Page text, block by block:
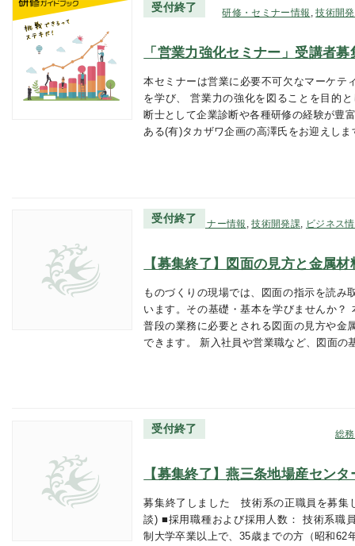
研修・セミナー情報 ,技術開
受付終了
「営業力強化セミナー」受講者
本セミナーは営業に必要不可欠なマーケテ
を学び、 営業力の強化を図ることを目的
断士として企業診断や各種研修の経験が豊
ある(有)タカザワ企画の高澤氏をお迎えし
研修・セミナー情報 ,技術開発課 ビジネス
受付終了
【募集終了】図面の見方と金属
ものづくりの現場では、図面の指示を読み
います。その基礎・基本を学びませんか？
普段の業務に必要とされる図面の見方や金
できます。 新入社員や営業職など、図面の
総
受付終了
【募集終了】燕三条地場産セン
募集終了しました 技術系の正職員を募集
談) ■採用職種および採用人数： 技術系
制大学卒業以上で、35歳までの方（昭和62